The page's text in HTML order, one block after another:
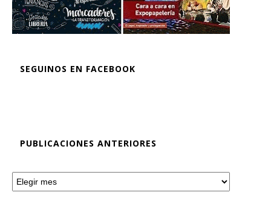
SEGUINOS EN FACEBOOK
PUBLICACIONES ANTERIORES